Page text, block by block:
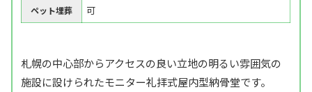
ペット埋葬 可
札幌の中心部からアクセスの良い立地の明るい雰囲気の
施設に設けられたモニター礼拝式屋内型納骨堂です。